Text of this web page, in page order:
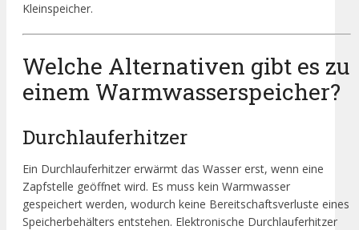
Kleinspeicher.
Welche Alternativen gibt es zu
einem Warmwasserspeicher?
Durchlauferhitzer
Ein Durchlauferhitzer erwärmt das Wasser erst, wenn eine
Zapfstelle geöffnet wird. Es muss kein Warmwasser
gespeichert werden, wodurch keine Bereitschaftsverluste eines
Speicherbehälters entstehen. Elektronische Durchlauferhitzer